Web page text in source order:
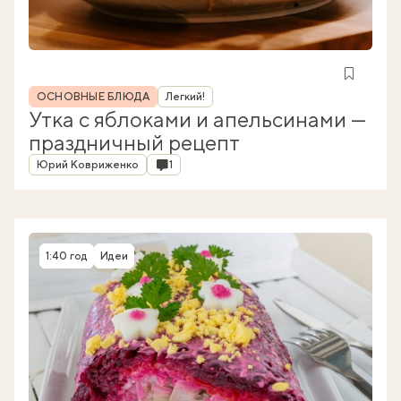
Рубрика
ОСНОВНЫЕ БЛЮДА Легкий!
Утка с яблоками и апельсинами —
праздничный рецепт
Автор
Юрий Ковриженко Комментарии
1
Время приготовления
1:40 год Идеи